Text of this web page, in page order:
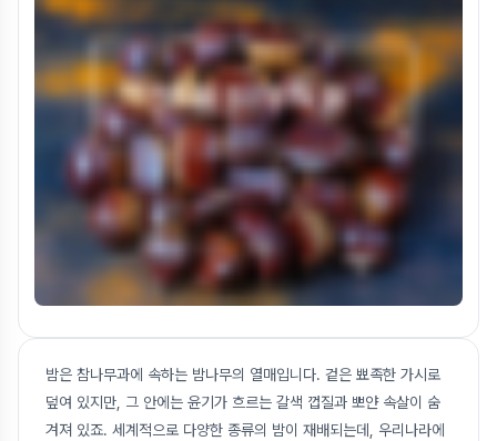
밤은 참나무과에 속하는 밤나무의 열매입니다. 겉은 뾰족한 가시로
덮여 있지만, 그 안에는 윤기가 흐르는 갈색 껍질과 뽀얀 속살이 숨
겨져 있죠. 세계적으로 다양한 종류의 밤이 재배되는데, 우리나라에